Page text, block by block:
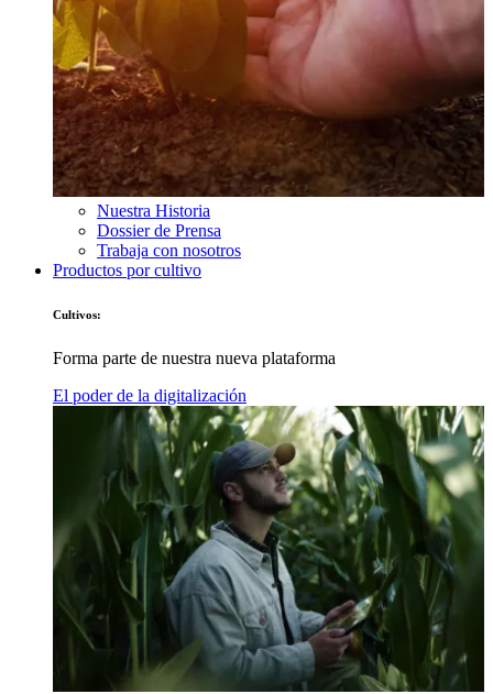
Nuestra Historia
Dossier de Prensa
Trabaja con nosotros
Productos por cultivo
Cultivos:
Forma parte de nuestra nueva plataforma
El poder de la digitalización